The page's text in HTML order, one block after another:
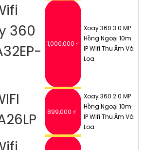
360
1,000,000 ₫
Xoay 360 3.0 MP
Hồng Ngoại 10m
IP Wifi Thu Âm Và
Loa
899,000 ₫
Xoay 360 2.0 MP
Hồng Ngoại 10m
IP Wifi Thu Âm Và
Loa